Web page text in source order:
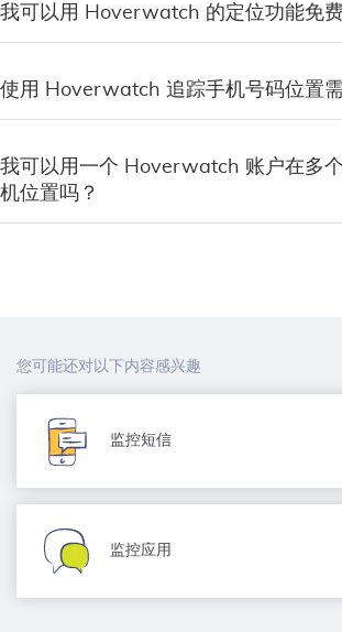
我可以用 Hoverwatch 的定位功能免
使用 Hoverwatch 追踪手机号码位置
我可以用一个 Hoverwatch 账户在多
机位置吗？
您可能还对以下内容感兴趣
监控短信
监控应用